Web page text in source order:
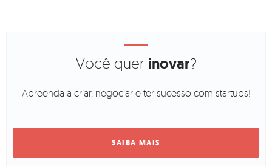
Você quer inovar?
Apreenda a criar, negociar e ter sucesso com startups!